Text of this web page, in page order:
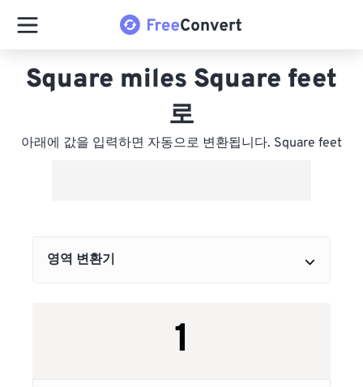
Square miles Square feet
로
아래에 값을 입력하면 자동으로 변환됩니다. Square feet